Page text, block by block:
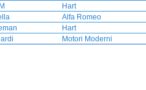
Hart
Alfa Romeo
Hart
Motori Moderni